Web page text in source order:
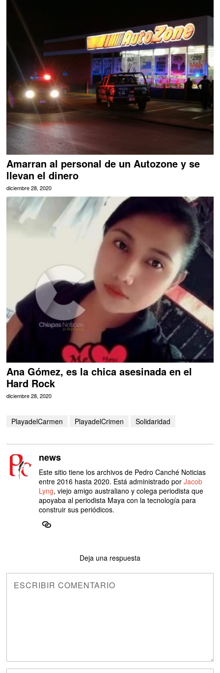
Amarran al personal de un Autozone y se
llevan el dinero
diciembre 28, 2020
Ana Gómez, es la chica asesinada en el
Hard Rock
diciembre 28, 2020
PlayadelCarmen PlayadelCrimen Solidaridad
news
Este sitio tiene los archivos de Pedro Canché Noticias
entre 2016 hasta 2020. Está administrado porJacob
Lyng, viejo amigo australiano y colega periodista que
apoyaba al periodista Maya con la tecnología para
construir sus periódicos.
Deja una respuesta